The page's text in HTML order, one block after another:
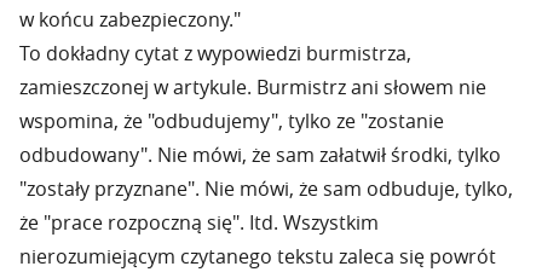
w końcu zabezpieczony."
To dokładny cytat z wypowiedzi burmistrza,
zamieszczonej w artykule. Burmistrz ani słowem nie
wspomina, że "odbudujemy", tylko ze "zostanie
odbudowany". Nie mówi, że sam załatwił środki, tylko
"zostały przyznane". Nie mówi, że sam odbuduje, tylko,
że "prace rozpoczną się". Itd. Wszystkim
nierozumiejącym czytanego tekstu zaleca się powrót